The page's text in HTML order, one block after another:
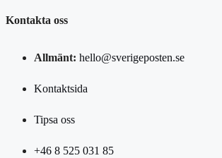
Kontakta oss
Allmänt: hello@sverigeposten.se
Kontaktsida
Tipsa oss
+46 8 525 031 85